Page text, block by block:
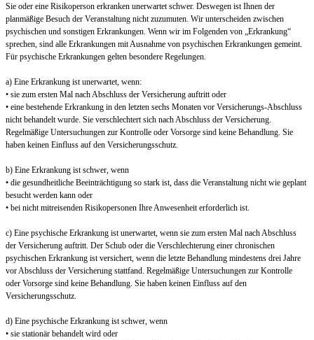
Sie oder eine Risikoperson erkranken unerwartet schwer. Deswegen ist Ihnen der
planmäßige Besuch der Veranstaltung nicht zuzumuten. Wir unterscheiden zwischen
psychischen und sonstigen Erkrankungen. Wenn wir im Folgenden von „Erkrankung“
sprechen, sind alle Erkrankungen mit Ausnahme von psychischen Erkrankungen gemeint.
Für psychische Erkrankungen gelten besondere Regelungen.
a) Eine Erkrankung ist unerwartet, wenn:
• sie zum ersten Mal nach Abschluss der Versicherung auftritt oder
• eine bestehende Erkrankung in den letzten sechs Monaten vor Versicherungs-Abschluss
nicht behandelt wurde. Sie verschlechtert sich nach Abschluss der Versicherung.
Regelmäßige Untersuchungen zur Kontrolle oder Vorsorge sind keine Behandlung. Sie
haben keinen Einfluss auf den Versicherungsschutz.
b) Eine Erkrankung ist schwer, wenn
• die gesundheitliche Beeinträchtigung so stark ist, dass die Veranstaltung nicht wie geplant
besucht werden kann oder
• bei nicht mitreisenden Risikopersonen Ihre Anwesenheit erforderlich ist.
c) Eine psychische Erkrankung ist unerwartet, wenn sie zum ersten Mal nach Abschluss
der Versicherung auftritt. Der Schub oder die Verschlechterung einer chronischen
psychischen Erkrankung ist versichert, wenn die letzte Behandlung mindestens drei Jahre
vor Abschluss der Versicherung stattfand. Regelmäßige Untersuchungen zur Kontrolle
oder Vorsorge sind keine Behandlung. Sie haben keinen Einfluss auf den
Versicherungsschutz.
d) Eine psychische Erkrankung ist schwer, wenn
• sie stationär behandelt wird oder